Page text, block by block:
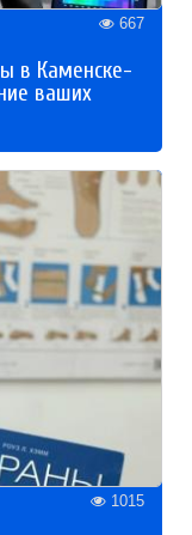
667
в Каменске-
ваших
1015